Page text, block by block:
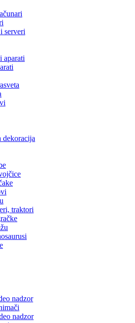
serveri
aparati
dekoracija
traktori
nadzor
nadzor